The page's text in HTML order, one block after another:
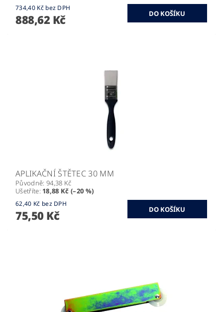
734,40 Kč bez DPH
888,62 Kč
APLIKAČNÍ ŠTĚTEC 30 MM
Původně: 94,38 Kč
Ušetříte: 18,88 Kč (–20 %)
62,40 Kč bez DPH
75,50 Kč